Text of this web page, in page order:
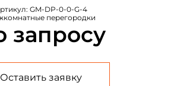
GM-DP-0-0-G-4
перегородки
запросу
Оставить заявку